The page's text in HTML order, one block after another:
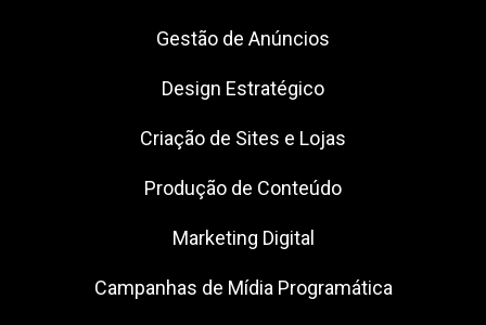
Gestão de Anúncios
Design Estratégico
Criação de Sites e Lojas
Produção de Conteúdo
Marketing Digital
Campanhas de Mídia Programática